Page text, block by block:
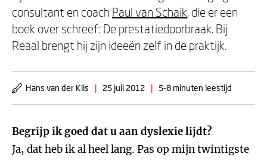
consultant en coach Paul van Schaik, die er een
boek over schreef: De prestatiedoorbraak. Bij
Reaal brengt hij zijn ideeën zelf in de praktijk.
Hans van der Klis | 25 juli 2012 | 5-8 minuten leestijd
Begrijp ik goed dat u aan dyslexie lijdt?
Ja, dat heb ik al heel lang. Pas op mijn twintigste